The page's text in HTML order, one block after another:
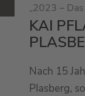
„2023 –
KAI
Nach 15
Plasberg,